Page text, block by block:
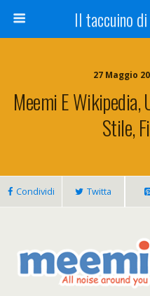
Il taccuino
27 Maggio
Meemi E Wikipedia,
Stile,
Condividi Twitta